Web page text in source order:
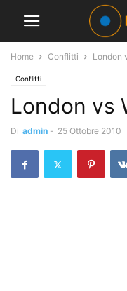
Home Conflitti London
Conflitti
London vs
Di admin - 25 Ottobre 2010